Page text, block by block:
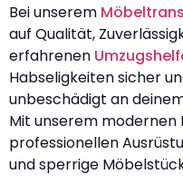
Bei unserem
auf Qualität,
erfahrenen
Habseligkeiten sicher
unbeschädigt an
Mit unserem modernen
professionellen
und sperrige